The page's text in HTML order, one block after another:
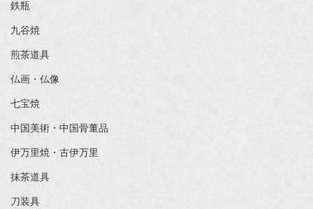
鉄瓶
九谷焼
煎茶道具
仏画・仏像
七宝焼
中国美術・中国骨董品
伊万里焼・古伊万里
抹茶道具
刀装具